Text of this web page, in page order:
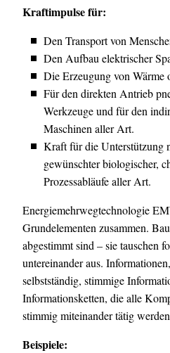
Kraftimpulse für:
Den Transport von
Den Aufbau elektrischer
Die Erzeugung von Wärme
Für den direkten Antrieb
Werkzeuge und für den
Maschinen aller Art.
Kraft für die Unterstützung
gewünschter biologischer,
Prozessabläufe aller Art.
Energiemehrwegtechnologie
Grundelementen zusammen.
abgestimmt sind – sie tauschen
untereinander aus.
selbstständig, stimmige
Informationsketten, die alle
stimmig miteinander tätig
Beispiele: